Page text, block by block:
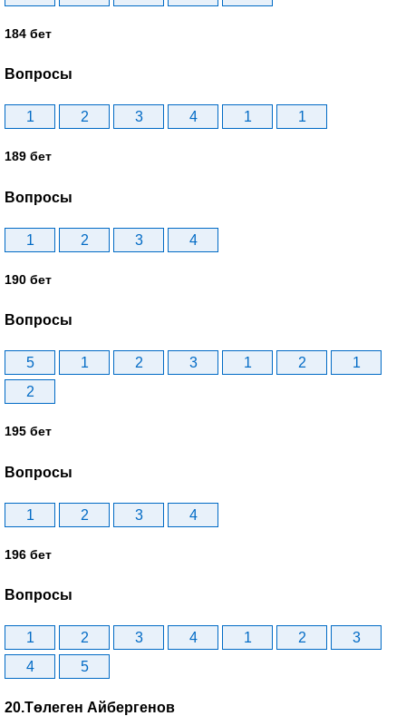
184 бет
Вопросы
1 2 3 4 1 1
189 бет
Вопросы
1 2 3 4
190 бет
Вопросы
5 1 2 3 1 2
1
2
195 бет
Вопросы
1 2 3 4
196 бет
Вопросы
1 2 3 4 1 2
3
4
5
20.Төлеген Айбергенов